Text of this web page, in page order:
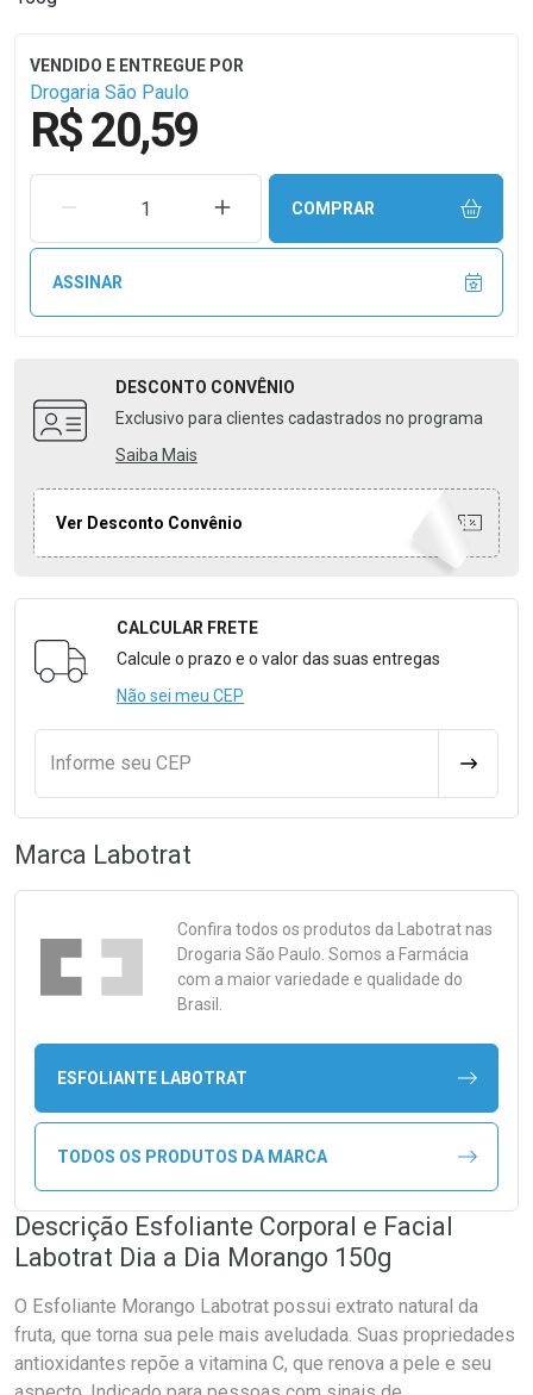
Drogaria São Paulo
R$ 20,59
REMOVER UMA UNIDADEAUMENTAR UMA UNIDADE
COMPRAR
ASSINAR
DESCONTO CONVÊNIO
Exclusivo para clientes cadastrados no programa
Saiba Mais
Ver Desconto Convênio
Formulário para Calcular o Frete
CALCULAR FRETE
Calcule o prazo e o valor das suas entregas
Não sei meu CEP
Informe seu CEP
Marca Labotrat
Confira todos os produtos da Labotratnas
Drogaria São Paulo. Somos a Farmácia
com a maior variedade e qualidade do
Brasil.
ESFOLIANTE LABOTRAT
TODOS OS PRODUTOS DA MARCA
Descrição Esfoliante Corporal e Facial
Labotrat Dia a Dia Morango 150g
O Esfoliante Morango Labotrat possui extrato natural da
fruta, que torna sua pele mais aveludada. Suas propriedades
antioxidantes repõe a vitamina C, que renova a pele e seu